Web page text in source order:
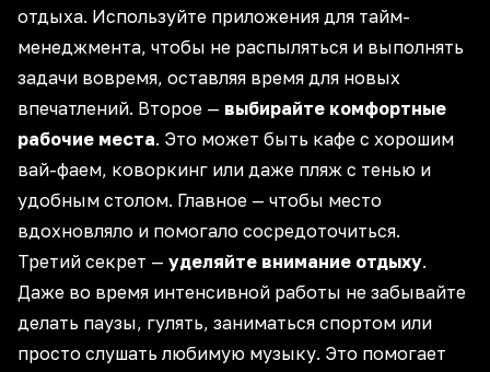
отдыха. Используйте приложения для тайм-
менеджмента, чтобы не распыляться и выполнять
задачи вовремя, оставляя время для новых
впечатлений. Второе — выбирайте комфортные
рабочие места. Это может быть кафе с хорошим
вай-фаем, коворкинг или даже пляж с тенью и
удобным столом. Главное — чтобы место
вдохновляло и помогало сосредоточиться.
Третий секрет — уделяйте внимание отдыху.
Даже во время интенсивной работы не забывайте
делать паузы, гулять, заниматься спортом или
просто слушать любимую музыку. Это помогает